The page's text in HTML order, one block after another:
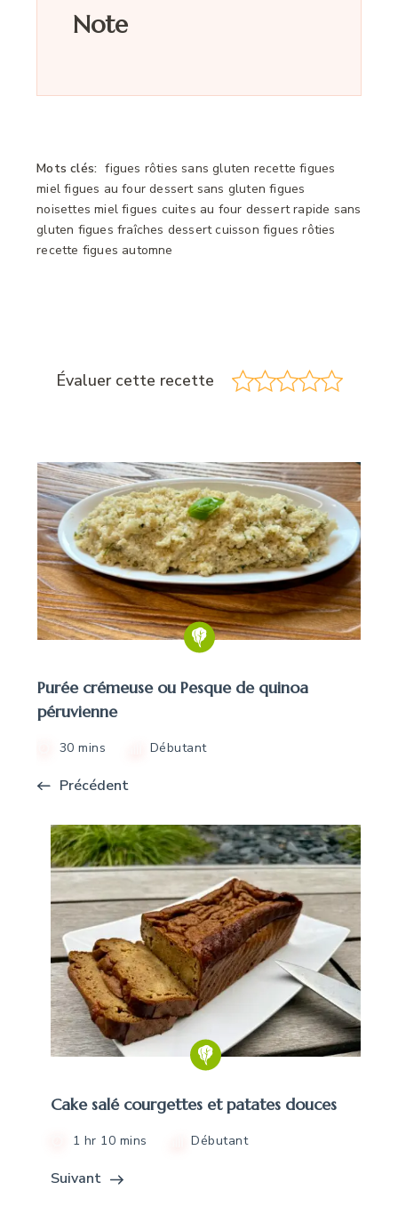
Note
Mots clés: figues rôties sans gluten recette figues
miel figues au four dessert sans gluten figues
noisettes miel figues cuites au four dessert rapide sans
gluten figues fraîches dessert cuisson figues rôties
recette figues automne
Évaluer cette recette
Purée crémeuse ou Pesque de quinoa
péruvienne
30 mins Débutant
Précédent
Cake salé courgettes et patates douces
1 hr 10 mins Débutant
Suivant